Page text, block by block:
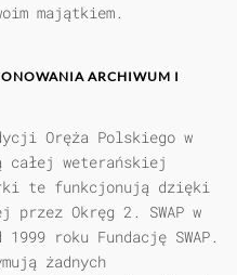
majątkiem.
ARCHIWUM I
Oręża Polskiego w
całej weterańskiej
te funkcjonują dzięki
przez Okręg 2. SWAP w
roku Fundację SWAP.
żadnych